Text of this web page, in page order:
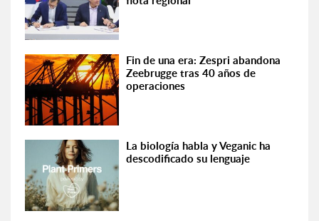
Fin de una era: Zespri abandona
Zeebrugge tras 40 años de
operaciones
La biología habla y Veganic ha
descodificado su lenguaje